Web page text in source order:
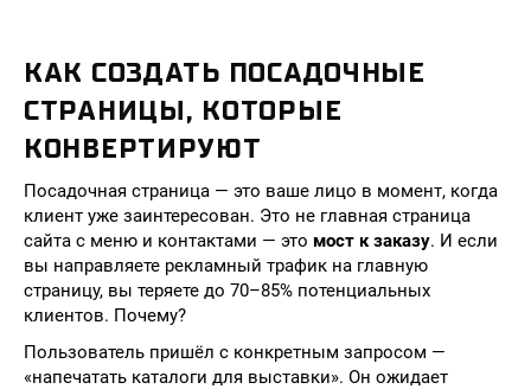
КАК СОЗДАТЬ ПОСАДОЧНЫЕ
СТРАНИЦЫ, КОТОРЫЕ
КОНВЕРТИРУЮТ
Посадочная страница — это ваше лицо в момент, когда
клиент уже заинтересован. Это не главная страница
сайта с меню и контактами — это мост к заказу. И если
вы направляете рекламный трафик на главную
страницу, вы теряете до 70–85% потенциальных
клиентов. Почему?
Пользователь пришёл с конкретным запросом —
«напечатать каталоги для выставки». Он ожидает